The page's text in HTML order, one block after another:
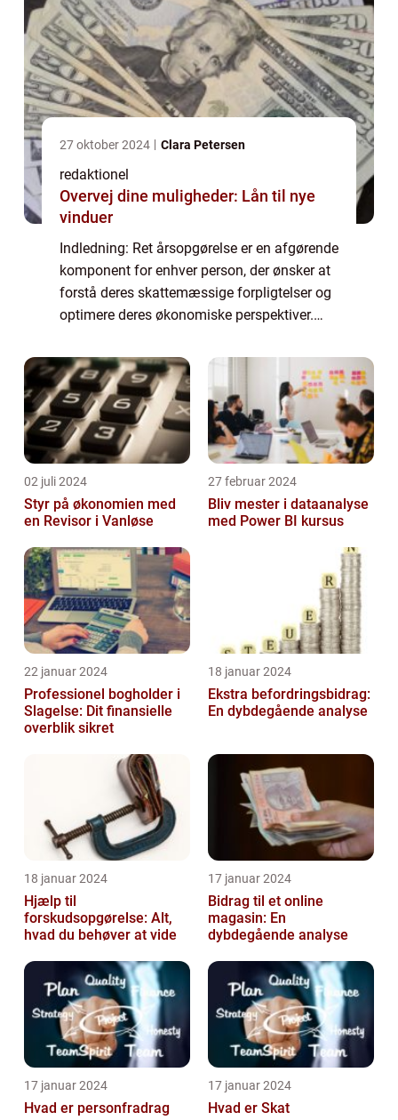
27 oktober 2024 Clara Petersen
redaktionel
Overvej dine muligheder: Lån til nye
vinduer
Indledning: Ret årsopgørelse er en afgørende
komponent for enhver person, der ønsker at
forstå deres skattemæssige forpligtelser og
optimere deres økonomiske perspektiver.
aspekter af en korrekt årsopgørelse og ...
02 juli 2024
Styr på økonomien med
en Revisor i Vanløse
27 februar 2024
Bliv mester i dataanalyse
med Power BI kursus
22 januar 2024
Professionel bogholder i
Slagelse: Dit finansielle
overblik sikret
18 januar 2024
Ekstra befordringsbidrag:
En dybdegående analyse
18 januar 2024
Hjælp til
forskudsopgørelse: Alt,
hvad du behøver at vide
17 januar 2024
Bidrag til et online
magasin: En
dybdegående analyse
17 januar 2024
Hvad er personfradrag
17 januar 2024
Hvad er Skat